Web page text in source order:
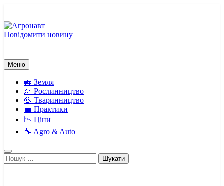
вмісту
Повідомити новину
Меню
🚜 Земля
🌽 Рослинництво
🐽 Тваринництво
💼 Практики
📉 Ціни
🔧 Agro & Auto
Пошук: